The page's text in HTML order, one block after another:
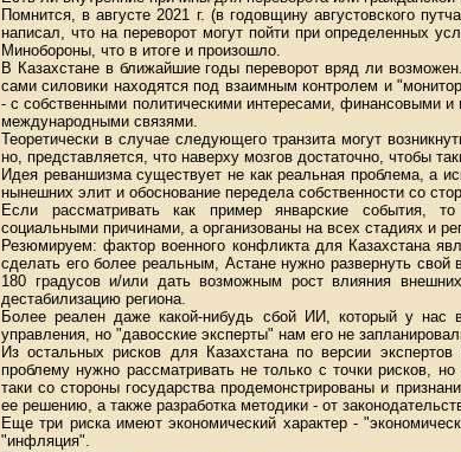
Помнится, в августе 2021 г. (в годовщину августовского
написал, что на переворот могут пойти при определенных
Минобороны, что в итоге и произошло.
В Казахстане в ближайшие годы переворот вряд ли
сами силовики находятся под взаимным контролем и
- с собственными политическими интересами, финансовыми
международными связями.
Теоретически в случае следующего транзита могут
но, представляется, что наверху мозгов достаточно, чтобы
Идея реваншизма существует не как реальная проблема, а
нынешних элит и обоснование передела собственности со
Если рассматривать как пример январские события,
социальными причинами, а организованы на всех стадиях и
Резюмируем: фактор военного конфликта для Казахстана
сделать его более реальным, Астане нужно развернуть свой
180 градусов и/или дать возможным рост влияния
дестабилизацию региона.
Более реален даже какой-нибудь сбой ИИ, который у нас
управления, но "давосские эксперты" нам его не
Из остальных рисков для Казахстана по версии
проблему нужно рассматривать не только с точки рисков,
таки со стороны государства продемонстрированы и
ее решению, а также разработка методики - от
Еще три риска имеют экономический характер -
"инфляция".